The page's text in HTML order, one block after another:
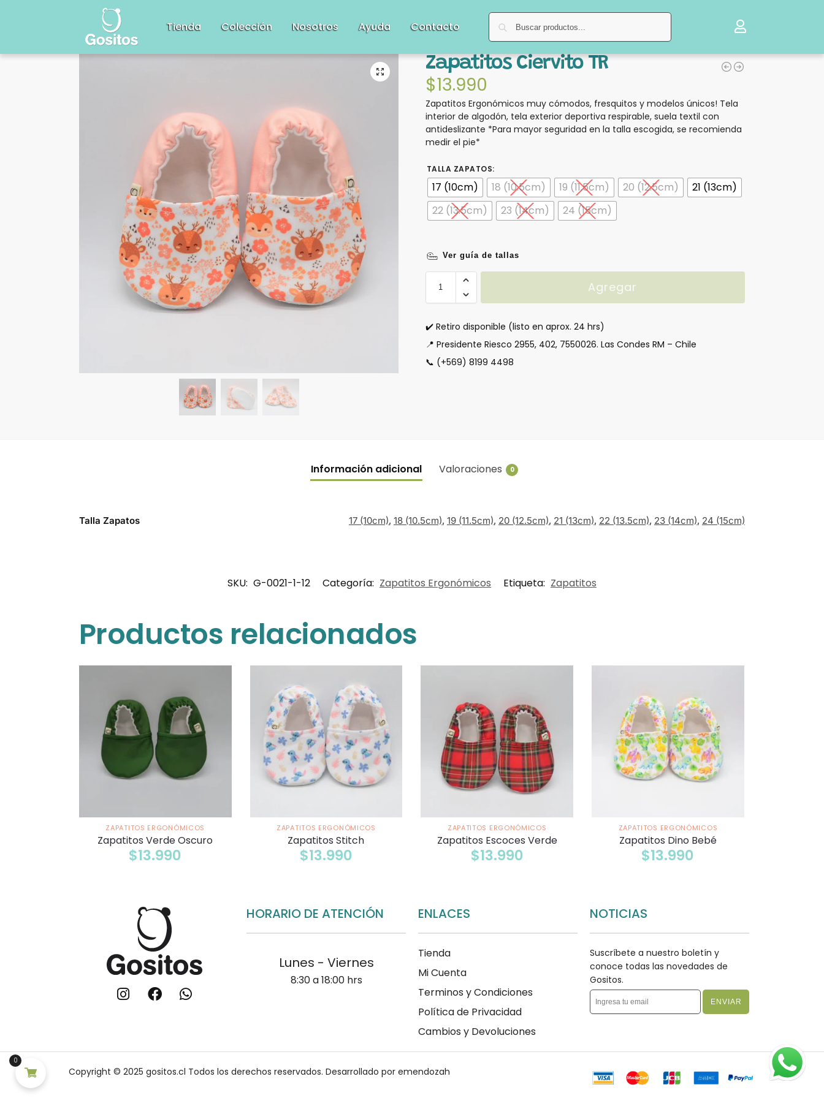
Tienda Colección Nosotros Ayuda Contacto
Zapatitos Ciervito TR
$13.990
Zapatitos Ergonómicos muy cómodos, fresquitos y modelos únicos! Tela
interior de algodón, tela exterior deportiva respirable, suela textil con
antideslizante *Para mayor seguridad en la talla escogida, se recomienda
medir el pie*
TALLA ZAPATOS:
17 (10cm) 18 (10.5cm) 19 (11.5cm) 20 (12.5cm)
21 (13cm)
22 (13.5cm)
23 (14cm) 24 (15cm)
Ver guía de tallas
Agregar
✔️ Retiro disponible (listo en aprox. 24 hrs)
📍 Presidente Riesco 2955, 402, 7550026. Las Condes RM – Chile
📞 (+569) 8199 4498
Información adicional Valoraciones 0
Talla Zapatos 17 (10cm), 18 (10.5cm), 19 (11.5cm), 20 (12.5cm), 21 (13cm), 22 (13.5cm), 23 (14cm), 24 (15cm)
SKU: G-0021-1-12 Categoría: Zapatitos Ergonómicos Etiqueta: Zapatitos
Productos relacionados
ZAPATITOS ERGONÓMICOS
Zapatitos Verde Oscuro
$13.990
ZAPATITOS ERGONÓMICOS
Zapatitos Stitch
$13.990
ZAPATITOS ERGONÓMICOS
Zapatitos Escoces Verde
$13.990
ZAPATITOS ERGONÓMICOS
Zapatitos Dino Bebé
$13.990
HORARIO DE ATENCIÓN
Lunes - Viernes
8:30 a 18:00 hrs
ENLACES
Tienda
Mi Cuenta
Terminos y Condiciones
Política de Privacidad
Cambios y Devoluciones
NOTICIAS
Suscríbete a nuestro boletín y
conoce todas las novedades de
Gositos.
ENVIAR
Copyright © 2025 gositos.cl Todos los derechos reservados. Desarrollado por emendozah
0